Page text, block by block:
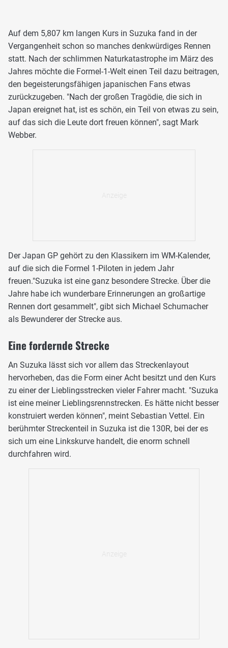
Auf dem 5,807 km langen Kurs in Suzuka fand in der
Vergangenheit schon so manches denkwürdiges Rennen
statt. Nach der schlimmen Naturkatastrophe im März des
Jahres möchte die Formel-1-Welt einen Teil dazu beitragen,
den begeisterungsfähigen japanischen Fans etwas
zurückzugeben. "Nach der großen Tragödie, die sich in
Japan ereignet hat, ist es schön, ein Teil von etwas zu sein,
auf das sich die Leute dort freuen können", sagt Mark
Webber.
Der Japan GP gehört zu den Klassikern im WM-Kalender,
auf die sich die Formel 1-Piloten in jedem Jahr
freuen."Suzuka ist eine ganz besondere Strecke. Über die
Jahre habe ich wunderbare Erinnerungen an großartige
Rennen dort gesammelt", gibt sich Michael Schumacher
als Bewunderer der Strecke aus.
Eine fordernde Strecke
An Suzuka lässt sich vor allem das Streckenlayout
hervorheben, das die Form einer Acht besitzt und den Kurs
zu einer der Lieblingsstrecken vieler Fahrer macht. "Suzuka
ist eine meiner Lieblingsrennstrecken. Es hätte nicht besser
konstruiert werden können", meint Sebastian Vettel. Ein
berühmter Streckenteil in Suzuka ist die 130R, bei der es
sich um eine Linkskurve handelt, die enorm schnell
durchfahren wird.